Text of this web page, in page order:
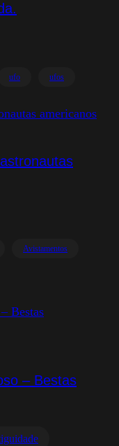
ufo ufos
Avistamentos
– Bestas